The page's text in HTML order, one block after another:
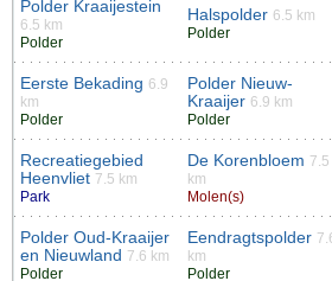
Polder Kraaijestein
6.5 km
Polder
Halspolder 6.5 km
Polder
Eerste Bekading 6.9
km
Polder
Polder Nieuw-
Kraaijer 6.9 km
Polder
Recreatiegebied
Heenvliet 7.5 km
Park
De Korenbloem 7.5
km
Molen(s)
Polder Oud-Kraaijer
en Nieuwland 7.6 km
Polder
Eendragtspolder
km
Polder